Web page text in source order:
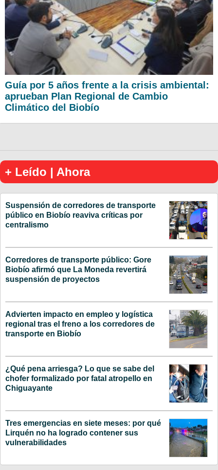
Guía por 5 años frente a la crisis ambiental:
aprueban Plan Regional de Cambio
Climático del Biobío
+ Leído | Ahora
Suspensión de corredores de transporte
público en Biobío reaviva críticas por
centralismo
Corredores de transporte público: Gore
Biobío afirmó que La Moneda revertirá
suspensión de proyectos
Advierten impacto en empleo y logística
regional tras el freno a los corredores de
transporte en Biobío
¿Qué pena arriesga? Lo que se sabe del
chofer formalizado por fatal atropello en
Chiguayante
Tres emergencias en siete meses: por qué
Lirquén no ha logrado contener sus
vulnerabilidades